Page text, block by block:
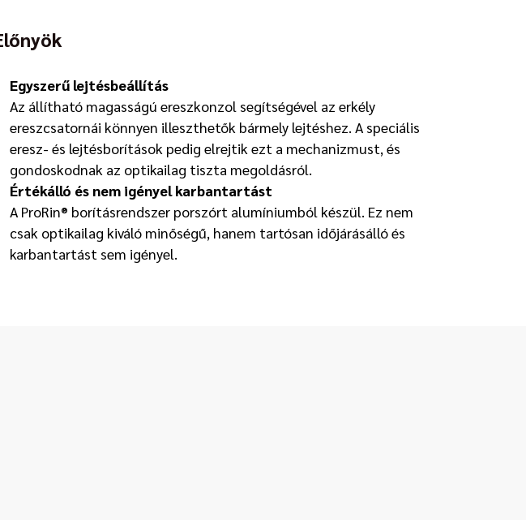
Egyszerű lejtésbeállítás
Az állítható magasságú ereszkonzol segítségével az erkély
ereszcsatornái könnyen illeszthetők bármely lejtéshez. A speciális
eresz- és lejtésborítások pedig elrejtik ezt a mechanizmust, és
gondoskodnak az optikailag tiszta megoldásról.
Értékálló és nem igényel karbantartást
A ProRin® borításrendszer porszórt alumíniumból készül. Ez nem
csak optikailag kiváló minőségű, hanem tartósan időjárásálló és
karbantartást sem igényel.